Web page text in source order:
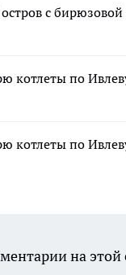
с
котлеты по
котлеты по
на